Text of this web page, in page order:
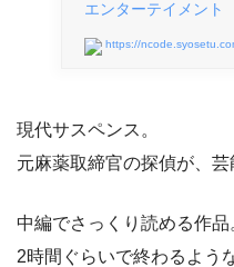
エンターテイメント
https://
現代サスペンス。
元麻薬取締官の探偵が、芸
中編でさっくり読める作品
2時間ぐらいで終わるよう